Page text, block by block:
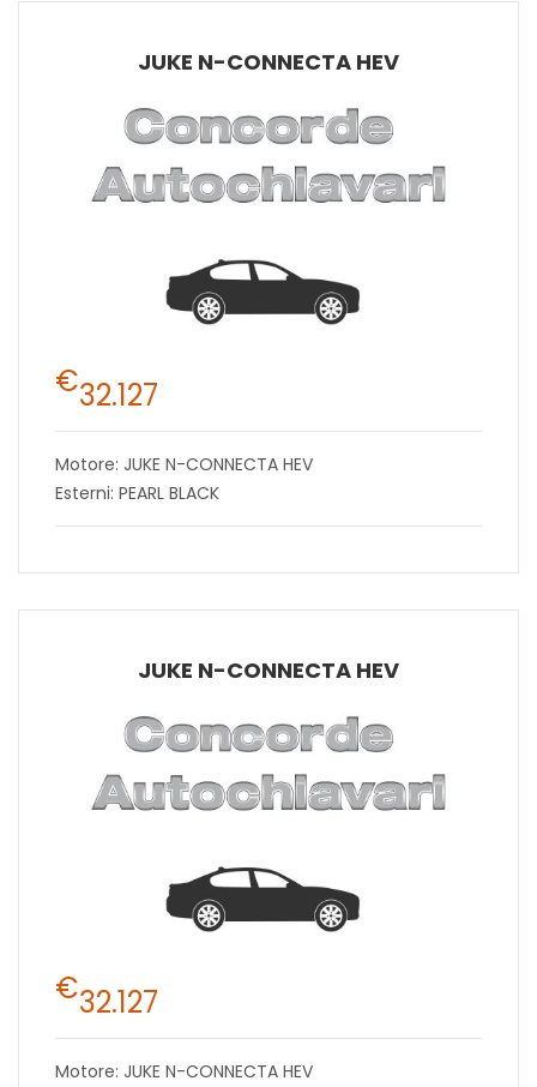
JUKE N-CONNECTA HEV
€32.127
Motore: JUKE N-CONNECTA HEV
Esterni: PEARL BLACK
JUKE N-CONNECTA HEV
€32.127
Motore: JUKE N-CONNECTA HEV